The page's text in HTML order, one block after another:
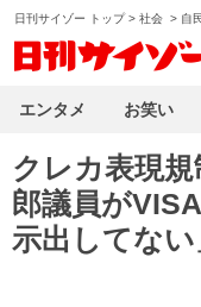
日刊サイゾー トップ> 社会 > 自
クレカ表現
郎議員が
示出してない
エンタメ お笑い